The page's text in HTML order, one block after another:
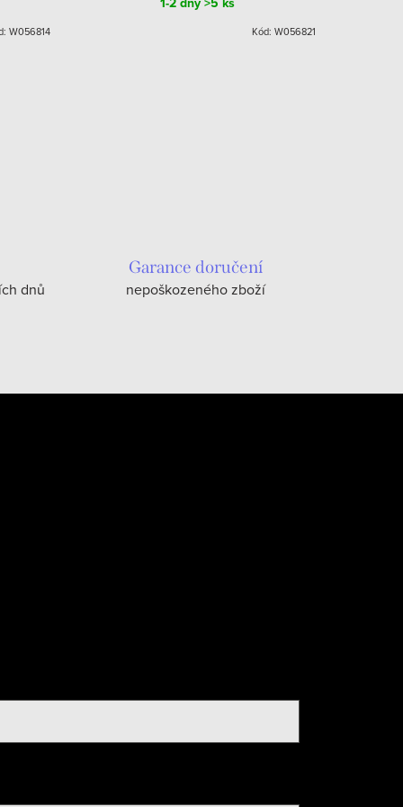
W056814 Kód: W056821
dnů
Garance doručení
nepoškozeného zboží